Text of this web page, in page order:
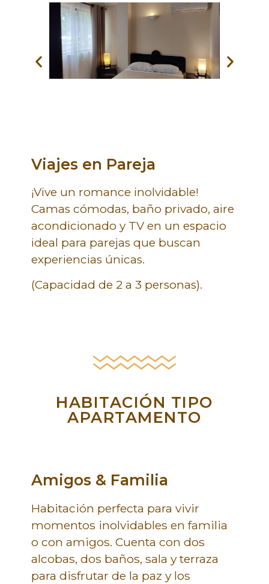
Viajes en Pareja
¡Vive un romance inolvidable!
Camas cómodas, baño privado, aire
acondicionado y TV en un espacio
ideal para parejas que buscan
experiencias únicas.
(Capacidad de 2 a 3 personas).
HABITACIÓN TIPO
APARTAMENTO
Amigos & Familia
Habitación perfecta para vivir
momentos inolvidables en familia
o con amigos. Cuenta con dos
alcobas, dos baños, sala y terraza
para disfrutar de la paz y los